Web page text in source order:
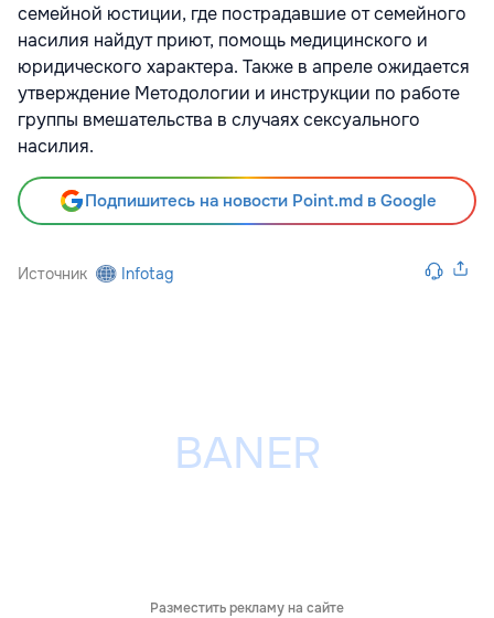
семейной юстиции, где пострадавшие от семейного
насилия найдут приют, помощь медицинского и
юридического характера. Также в апреле ожидается
утверждение Методологии и инструкции по работе
группы вмешательства в случаях сексуального
насилия.
Подпишитесь на новости Point.md в Google
Источник Infotag
Разместить рекламу на сайте